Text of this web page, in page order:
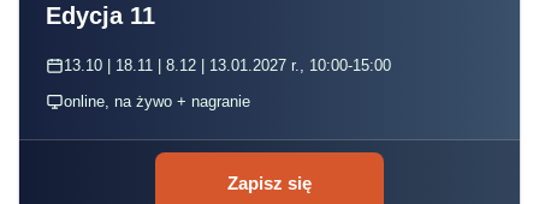
Edycja 11
13.10 | 18.11 | 8.12 | 13.01.2027 r., 10:00-15:00
online, na żywo + nagranie
Zapisz się